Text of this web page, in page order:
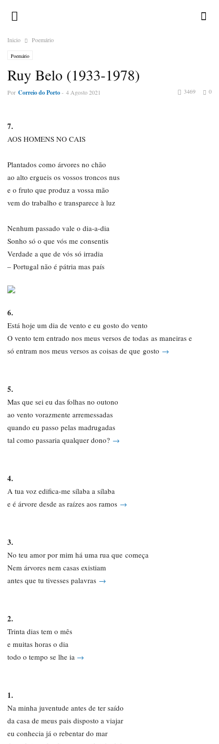
Inicio Poemário
Poemário
Ruy Belo (1933-1978)
Por Correio do Porto- 4 Agosto 2021 0
3469
7.
AOS HOMENS NO CAIS
Plantados como árvores no chão
ao alto ergueis os vossos troncos nus
e o fruto que produz a vossa mão
vem do trabalho e transparece à luz
Nenhum passado vale o dia-a-dia
Sonho só o que vós me consentis
Verdade a que de vós só irradia
– Portugal não é pátria mas país
6.
Está hoje um dia de vento e eu gosto do vento
O vento tem entrado nos meus versos de todas as maneiras e
só entram nos meus versos as coisas de que gosto →
5.
Mas que sei eu das folhas no outono
ao vento vorazmente arremessadas
quando eu passo pelas madrugadas
tal como passaria qualquer dono? →
4.
A tua voz edifica-me sílaba a sílaba
e é árvore desde as raízes aos ramos →
3.
No teu amor por mim há uma rua que começa
Nem árvores nem casas existiam
antes que tu tivesses palavras →
2.
Trinta dias tem o mês
e muitas horas o dia
todo o tempo se lhe ia →
1.
Na minha juventude antes de ter saído
da casa de meus pais disposto a viajar
eu conhecia já o rebentar do mar